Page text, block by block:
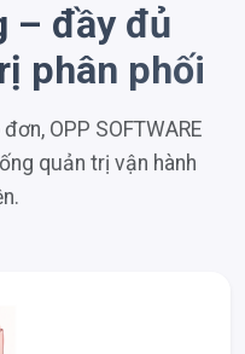
– đầy đủ
phân phối
OPP SOFTWARE
quản trị vận hành